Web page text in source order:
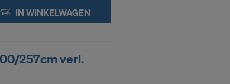
IN WINKELWAGEN
257cm verl.